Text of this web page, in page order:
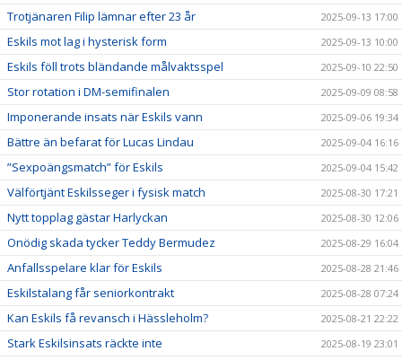
Trotjänaren Filip lämnar efter 23 år 2025-09-13 17:00
Eskils mot lag i hysterisk form 2025-09-13 10:00
Eskils föll trots bländande målvaktsspel 2025-09-10 22:50
Stor rotation i DM-semifinalen 2025-09-09 08:58
Imponerande insats när Eskils vann 2025-09-06 19:34
Bättre än befarat för Lucas Lindau 2025-09-04 16:16
”Sexpoängsmatch” för Eskils 2025-09-04 15:42
Välförtjänt Eskilsseger i fysisk match 2025-08-30 17:21
Nytt topplag gästar Harlyckan 2025-08-30 12:06
Onödig skada tycker Teddy Bermudez 2025-08-29 16:04
Anfallsspelare klar för Eskils 2025-08-28 21:46
Eskilstalang får seniorkontrakt 2025-08-28 07:24
Kan Eskils få revansch i Hässleholm? 2025-08-21 22:22
Stark Eskilsinsats räckte inte 2025-08-19 23:01